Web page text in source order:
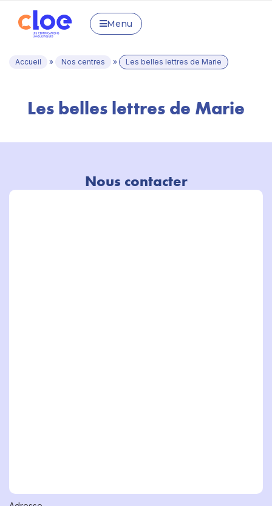
Menu
Accueil » Nos centres » Les belles lettres de Marie
Les belles lettres de Marie
Nous contacter